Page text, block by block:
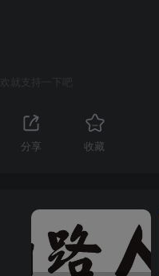
欢就支持一下吧
分享 收藏